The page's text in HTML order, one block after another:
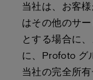
当社は、お客
はその他のサ
とする場合に
に、Profoto グ
当社の完全所